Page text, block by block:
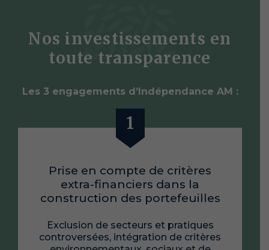
Nos investissements en
toute transparence
Les 3 engagements d’Indépendance AM :
Prise en compte de critères
extra-financiers dans la
construction des portefeuilles
Exclusion de secteurs et pratiques
controversées, intégration de critères